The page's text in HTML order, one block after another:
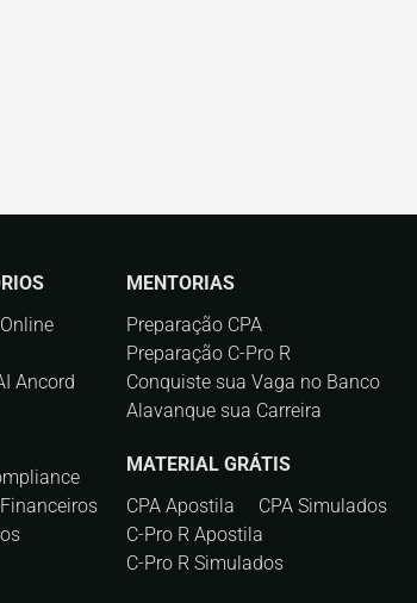
Ancord
MENTORIAS
Preparação CPA
Preparação C-Pro R
Conquiste sua Vaga no Banco
Alavanque sua Carreira
MATERIAL GRÁTIS
CPA Apostila
CPA Simulados
C-Pro R Apostila
C-Pro R Simulados